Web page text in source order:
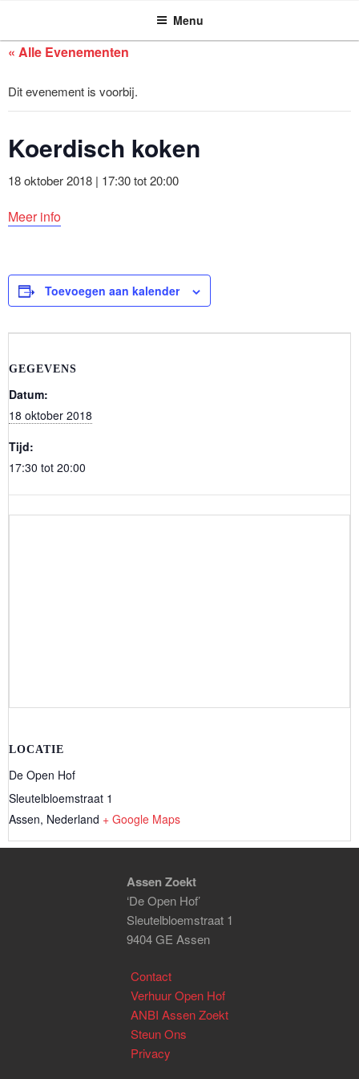
de
ASSEN ZOEKT Menu
« Alle Evenementen
Dit evenement is voorbij.
Koerdisch koken
18 oktober 2018 | 17:30tot20:00
Meer info
Toevoegen aan kalender
GEGEVENS
Datum:
18 oktober 2018
Tijd:
17:30 tot 20:00
LOCATIE
De Open Hof
Sleutelbloemstraat 1
Assen, Nederland + Google Maps
Assen Zoekt
‘De Open Hof’
Sleutelbloemstraat 1
9404 GE Assen
Contact
Verhuur Open Hof
ANBI Assen Zoekt
Steun Ons
Privacy